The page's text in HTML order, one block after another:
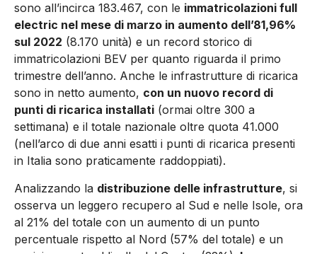
sono all’incirca 183.467, con le immatricolazioni full
electric nel mese di marzo in aumento dell’81,96%
sul 2022 (8.170 unità) e un record storico di
immatricolazioni BEV per quanto riguarda il primo
trimestre dell’anno. Anche le infrastrutture di ricarica
sono in netto aumento, con un nuovo record di
punti di ricarica installati (ormai oltre 300 a
settimana) e il totale nazionale oltre quota 41.000
(nell’arco di due anni esatti i punti di ricarica presenti
in Italia sono praticamente raddoppiati).
Analizzando la distribuzione delle infrastrutture, si
osserva un leggero recupero al Sud e nelle Isole, ora
al 21% del totale con un aumento di un punto
percentuale rispetto al Nord (57% del totale) e un